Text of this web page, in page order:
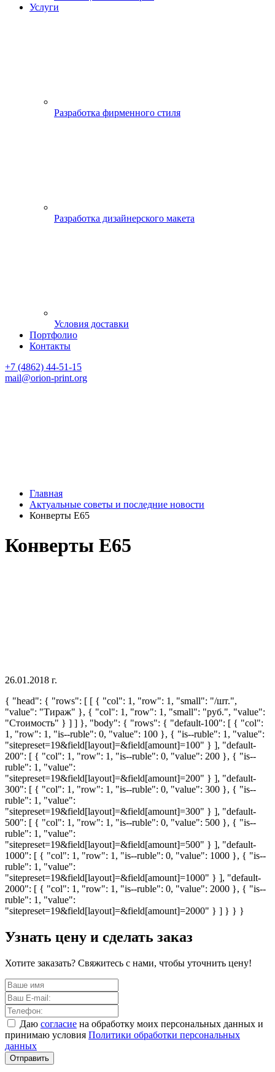
Услуги
Разработка фирменного стиля
Разработка дизайнерского макета
Условия доставки
Портфолио
Контакты
+7 (4862) 44-51-15
mail@orion-print.org
Главная
Актуальные советы и последние новости
Конверты Е65
Конверты Е65
26.01.2018 г.
{ "head": { "rows": [ [ { "col": 1, "row": 1, "small": "/шт.",
"value": "Тираж" }, { "col": 1, "row": 1, "small": "руб.", "value":
"Стоимость" } ] ] }, "body": { "rows": { "default-100": [ { "col":
1, "row": 1, "is--ruble": 0, "value": 100 }, { "is--ruble": 1, "value":
"sitepreset=19&field[layout]=&field[amount]=100" } ], "default-
200": [ { "col": 1, "row": 1, "is--ruble": 0, "value": 200 }, { "is--
ruble": 1, "value":
"sitepreset=19&field[layout]=&field[amount]=200" } ], "default-
300": [ { "col": 1, "row": 1, "is--ruble": 0, "value": 300 }, { "is--
ruble": 1, "value":
"sitepreset=19&field[layout]=&field[amount]=300" } ], "default-
500": [ { "col": 1, "row": 1, "is--ruble": 0, "value": 500 }, { "is--
ruble": 1, "value":
"sitepreset=19&field[layout]=&field[amount]=500" } ], "default-
1000": [ { "col": 1, "row": 1, "is--ruble": 0, "value": 1000 }, { "is--
ruble": 1, "value":
"sitepreset=19&field[layout]=&field[amount]=1000" } ], "default-
2000": [ { "col": 1, "row": 1, "is--ruble": 0, "value": 2000 }, { "is--
ruble": 1, "value":
"sitepreset=19&field[layout]=&field[amount]=2000" } ] } } }
Узнать цену и сделать заказ
Хотите заказать? Свяжитесь с нами, чтобы уточнить цену!
Даю согласие на обработку моих персональных данных и
принимаю условия Политики обработки персональных
данных
Отправить